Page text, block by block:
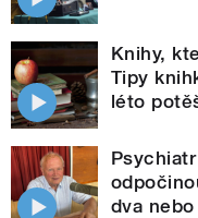
Knihy,
Tipy
léto
dva